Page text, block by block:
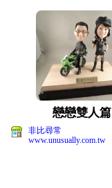
戀戀雙人篇
非比尋常
www.unusually.com.tw